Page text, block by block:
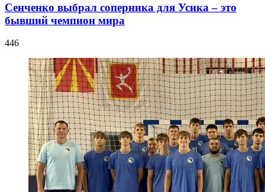
Сенченко выбрал соперника для Усика – это
бывший чемпион мира
446